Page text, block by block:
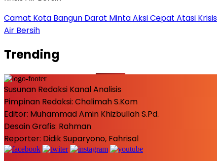
Camat Kota Bangun Darat Minta Aksi Cepat Atasi Krisis
Air Bersih
Trending
Susunan Redaksi Kanal Analisis
Pimpinan Redaksi: Chalimah S.Kom
Editor: Muhammad Amin Khizbullah S.Pd.
Desain Grafis: Rahman
Reporter: Didik Suparyono, Fahrisal